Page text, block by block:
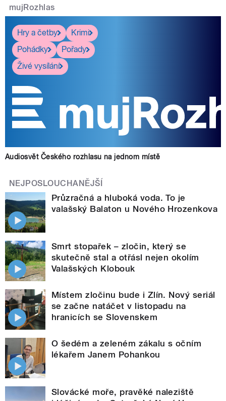
mujRozhlas
Hry a četby
Krimi
Pohádky
Pořady
Živé vysílání
Audiosvět Českého rozhlasu na jednom místě
NEJPOSLOUCHANĚJŠÍ
Průzračná a hluboká voda. To je
valašský Balaton u Nového Hrozenkova
Smrt stopařek – zločin, který se
skutečně stal a otřásl nejen okolím
Valašských Klobouk
Místem zločinu bude i Zlín. Nový seriál
se začne natáčet v listopadu na
hranicích se Slovenskem
O šedém a zeleném zákalu s očním
lékařem Janem Pohankou
Slovácké moře, pravěké naleziště